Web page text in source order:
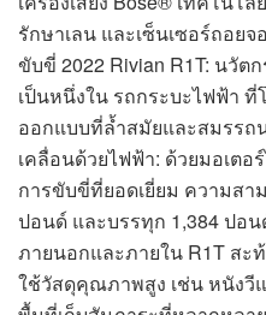
รักษาเลน และเซ็นเซอร์ถอย
ขับขี่ 2022 Rivian R1T: นวัต
เป็นหนึ่งใน รถกระบะไฟฟ้า
ออกแบบที่ล้ำสมัยและสมรร
เคลื่อนด้วยไฟฟ้า: ด้วยมอเตอ
การขับขี่ที่ยอดเยี่ยม ความสา
ปอนด์ และบรรทุก 1,384 ปอ
ภายนอกและภายใน R1T ส
ใช้วัสดุคุณภาพสูง เช่น หนังวี